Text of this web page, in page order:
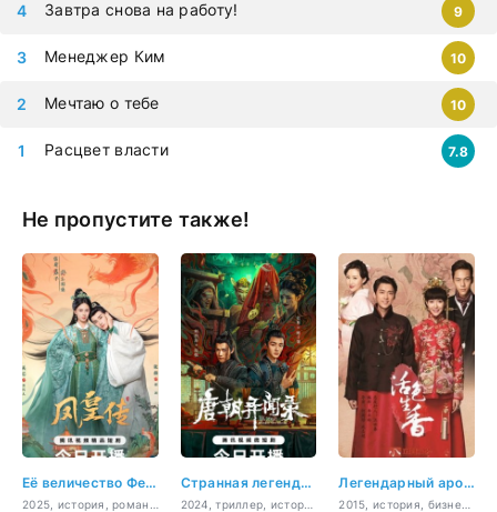
Расцвет власти 7.8
Мечтаю о тебе 10
Менеджер Ким 10
Завтра снова на работу! 9
Не пропустите также!
Её величество Феникс Странная легенда династии Тан (Китай 2024) Легендарный аромат
2015, история, бизнес, романтика, драма